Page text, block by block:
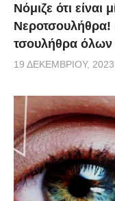
Νόμιζε ότι είναι
Νεροτσουλήθρα!
τσουλήθρα
19 ΔΕΚΕΜΒΡΊΟΥ, 2023